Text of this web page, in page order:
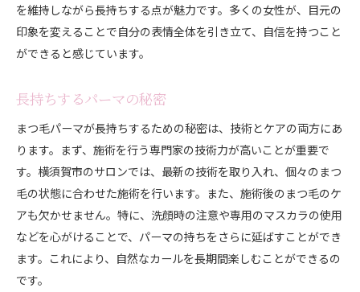
地域特有のニーズに応える施術
自然豊かな環境でのリラックス施術
横須賀市の文化と美容の関係性
地元住民との信頼関係が築かれる理由
地域の特性を反映したサロンの特色
を維持しながら長持ちする点が魅力です。多くの女性が、目元の
印象を変えることで自分の表情全体を引き立て、自信を持つこと
ができると感じています。
長持ちするパーマの秘密
まつ毛パーマが長持ちするための秘密は、技術とケアの両方にあ
ります。まず、施術を行う専門家の技術力が高いことが重要で
す。横須賀市のサロンでは、最新の技術を取り入れ、個々のまつ
毛の状態に合わせた施術を行います。また、施術後のまつ毛のケ
アも欠かせません。特に、洗顔時の注意や専用のマスカラの使用
などを心がけることで、パーマの持ちをさらに延ばすことができ
ます。これにより、自然なカールを長期間楽しむことができるの
です。